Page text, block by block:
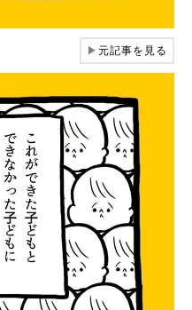
▶元記事を見る